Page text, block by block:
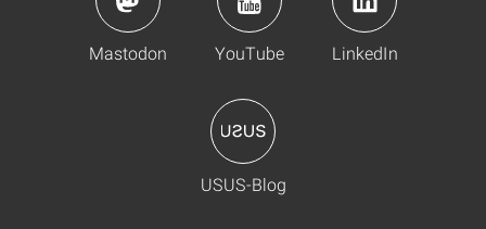
Mastodon YouTube LinkedIn
USUS-Blog